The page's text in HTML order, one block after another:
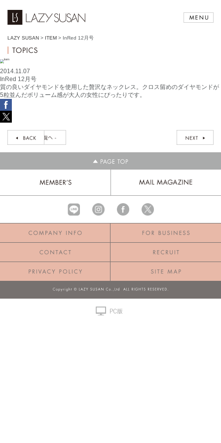
LAZY SUSAN > ITEM > InRed 12月号
2014.11.07
InRed 12月号
質の良いダイヤモンドを使用した贅沢なネックレス。クロス留めのダイヤモンドが
5粒並んだボリューム感が大人の女性にぴったりです。